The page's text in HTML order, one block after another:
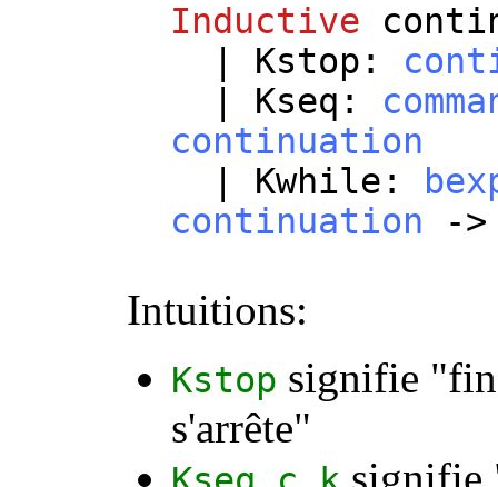
Inductive
Kstop :
Kseq :
continuation
Kwhile :
continuation -
Intuitions:
Kstop signifie
s'arrête"